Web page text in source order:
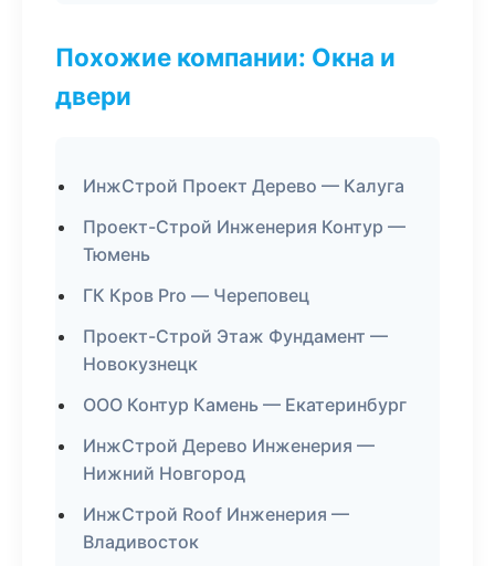
Похожие компании: Окна и
двери
ИнжСтрой Проект Дерево — Калуга
Проект-Строй Инженерия Контур —
Тюмень
ГК Кров Pro — Череповец
Проект-Строй Этаж Фундамент —
Новокузнецк
ООО Контур Камень — Екатеринбург
ИнжСтрой Дерево Инженерия —
Нижний Новгород
ИнжСтрой Roof Инженерия —
Владивосток